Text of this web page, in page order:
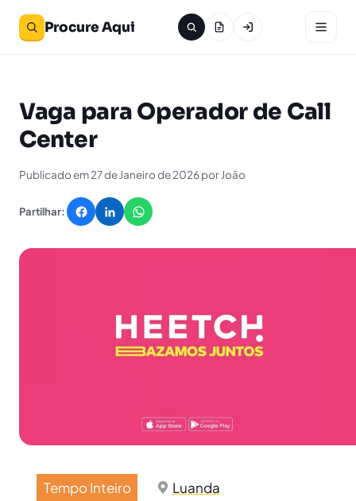
Procure Aqui
Vaga para Operador de Call
Center
Publicado em 27 de Janeiro de 2026 por João
Partilhar:
Tempo Inteiro
Luanda